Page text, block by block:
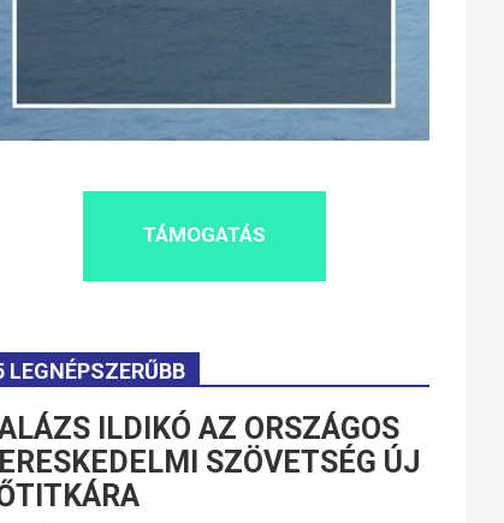
TÁMOGATÁS
LEGNÉPSZERŰBB
ILDIKÓ AZ ORSZÁGOS
SZÖVETSÉG ÚJ